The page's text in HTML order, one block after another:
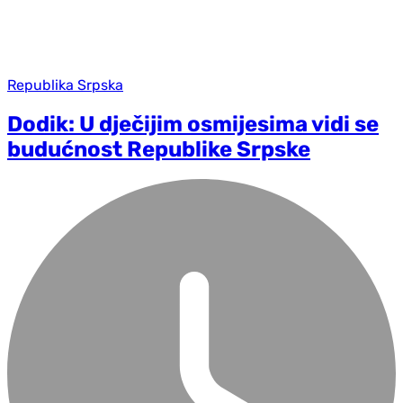
Republika Srpska
Dodik: U dječijim osmijesima vidi se
budućnost Republike Srpske